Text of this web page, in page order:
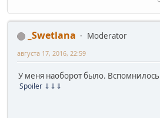
_Swetlana
Moderator
августа 17, 2016, 22:59
У меня наоборот было. Вспомнилось
Spoiler ⇓⇓⇓